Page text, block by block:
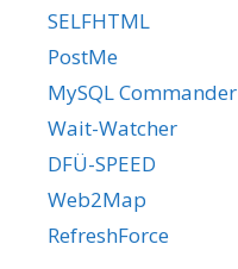
SELFHTML
PostMe
MySQL Commander
Wait-Watcher
DFÜ-SPEED
Web2Map
RefreshForce